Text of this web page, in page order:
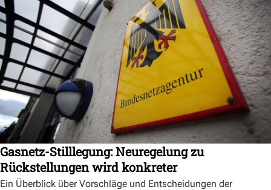
Gasnetz-Stilllegung: Neuregelung zu
Rückstellungen wird konkreter
Ein Überblick über Vorschläge und Entscheidungen der